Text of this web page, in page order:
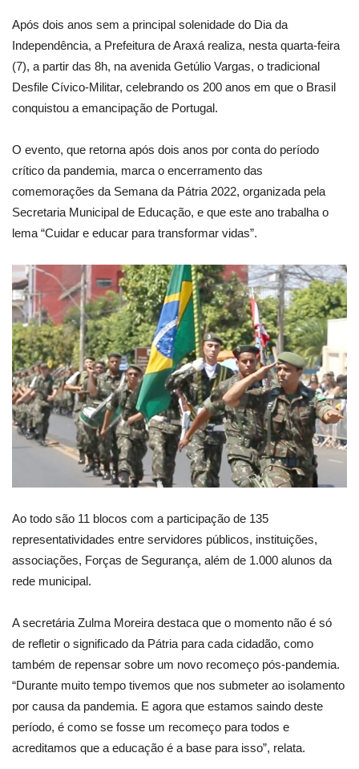
Após dois anos sem a principal solenidade do Dia da
Independência, a Prefeitura de Araxá realiza, nesta quarta-feira
(7), a partir das 8h, na avenida Getúlio Vargas, o tradicional
Desfile Cívico-Militar, celebrando os 200 anos em que o Brasil
conquistou a emancipação de Portugal.
O evento, que retorna após dois anos por conta do período
crítico da pandemia, marca o encerramento das
comemorações da Semana da Pátria 2022, organizada pela
Secretaria Municipal de Educação, e que este ano trabalha o
lema “Cuidar e educar para transformar vidas”.
Ao todo são 11 blocos com a participação de 135
representatividades entre servidores públicos, instituições,
associações, Forças de Segurança, além de 1.000 alunos da
rede municipal.
A secretária Zulma Moreira destaca que o momento não é só
de refletir o significado da Pátria para cada cidadão, como
também de repensar sobre um novo recomeço pós-pandemia.
“Durante muito tempo tivemos que nos submeter ao isolamento
por causa da pandemia. E agora que estamos saindo deste
período, é como se fosse um recomeço para todos e
acreditamos que a educação é a base para isso”, relata.